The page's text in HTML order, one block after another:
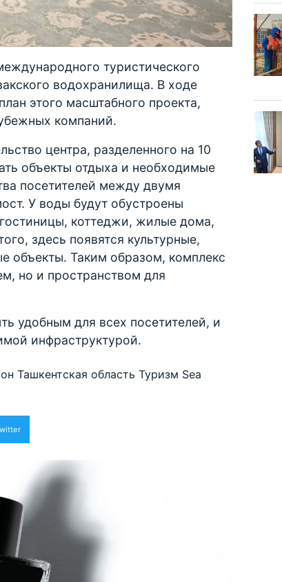
туристического
водохранилища. В ходе
этого масштабного проекта,
компаний.
центра, разделенного на 10
объекты отдыха и необходимые
посетителей между двумя
У воды будут обустроены
коттеджи, жилые дома,
здесь появятся культурные,
объекты. Таким образом, комплекс
но и пространством для
удобным для всех посетителей, и
инфраструктурой.
Ташкентская область Туризм Sea